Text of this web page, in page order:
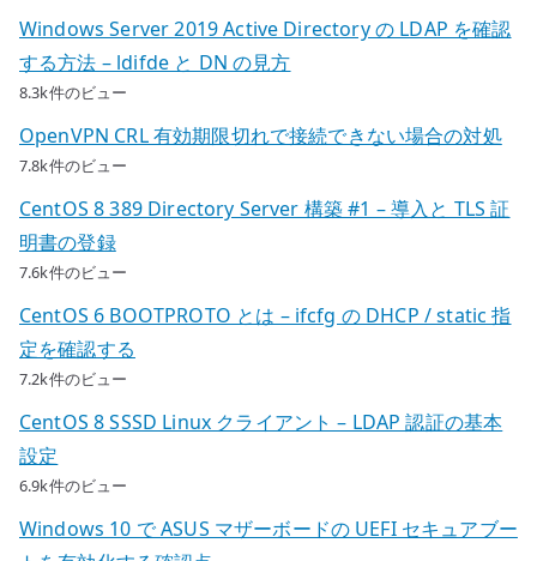
Windows Server 2019 Active Directory の LDAP を確認
する方法 – ldifde と DN の見方
8.3k件のビュー
OpenVPN CRL 有効期限切れで接続できない場合の対処
7.8k件のビュー
CentOS 8 389 Directory Server 構築 #1 – 導入と TLS 証
明書の登録
7.6k件のビュー
CentOS 6 BOOTPROTO とは – ifcfg の DHCP / static 指
定を確認する
7.2k件のビュー
CentOS 8 SSSD Linux クライアント – LDAP 認証の基本
設定
6.9k件のビュー
Windows 10 で ASUS マザーボードの UEFI セキュアブー